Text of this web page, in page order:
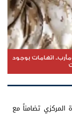
اتهامات بوجود
المركزي تضامناً مع